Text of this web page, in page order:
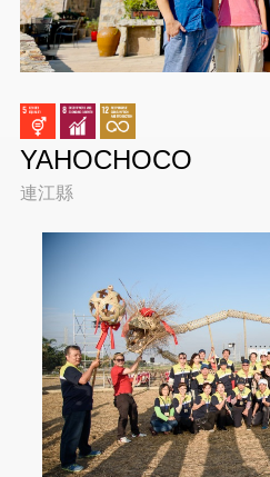
YAHOCHOCO
連江縣